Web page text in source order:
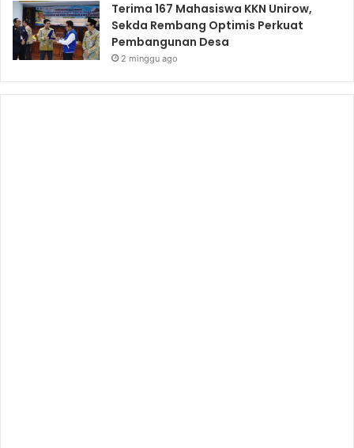
Terima 167 Mahasiswa KKN Unirow,
Sekda Rembang Optimis Perkuat
Pembangunan Desa
2 minggu ago